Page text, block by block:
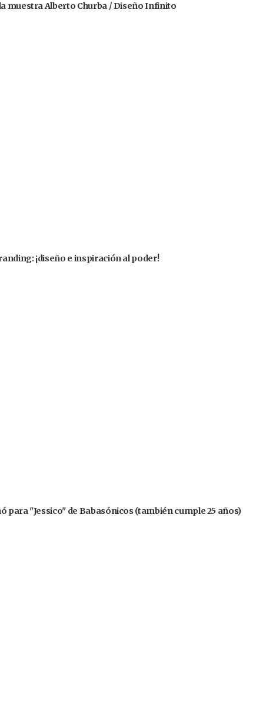
muestra Alberto Churba / Diseño Infinito
¡diseño e inspiración al poder!
para "Jessico" de Babasónicos (también cumple 25 años)